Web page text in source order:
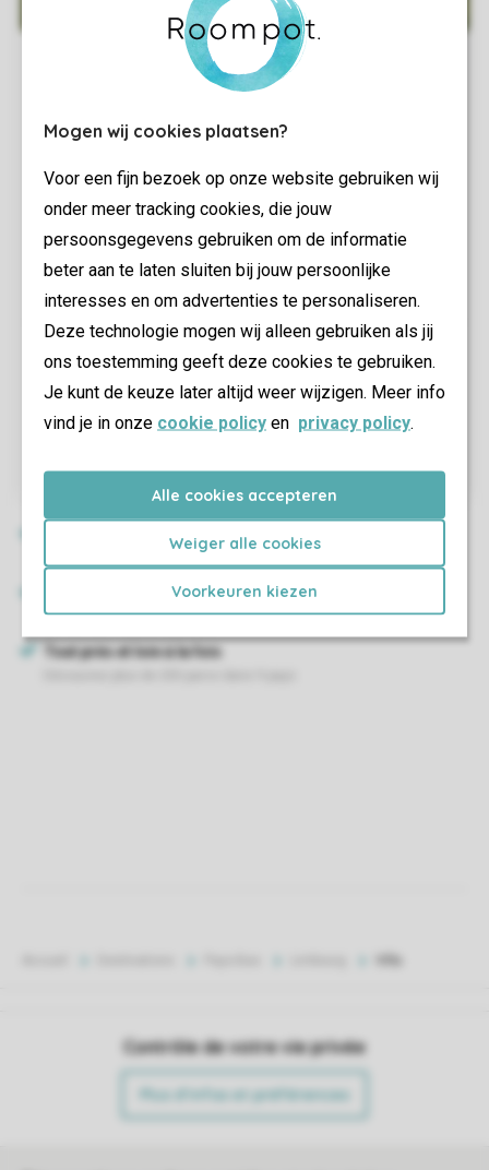
Mogen wij cookies plaatsen?
Voor een fijn bezoek op onze website gebruiken wij
onder meer tracking cookies, die jouw
persoonsgegevens gebruiken om de informatie
beter aan te laten sluiten bij jouw persoonlijke
interesses en om advertenties te personaliseren.
Deze technologie mogen wij alleen gebruiken als jij
ons toestemming geeft deze cookies te gebruiken.
Je kunt de keuze later altijd weer wijzigen. Meer info
vind je in onze cookie policy en privacy policy.
Alle cookies accepteren
Weiger alle cookies
Voorkeuren kiezen
Contrôle de votre vie privée
Plus d’infos et préférences